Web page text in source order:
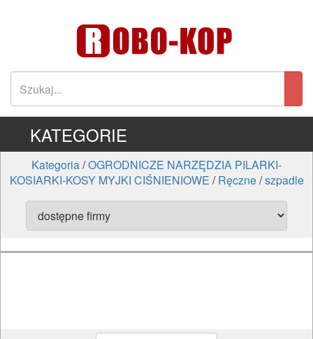
KATEGORIE
Kategoria/OGRODNICZE NARZĘDZIA PILARKI-
KOSIARKI-KOSY MYJKI CIŚNIENIOWE /Ręczne/szpadle